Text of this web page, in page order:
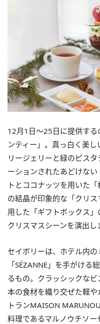
12月1日～25日に提供す
ンティー」。真っ白く美
リージェリーと緑のピス
ーションされたあどけな
トとココナッツを用いた
の結晶が印象的な「クリ
用した「ギフトボックス
クリスマスシーンを演出し
セイボリーは、ホテル内
「SÉZANNE」を手がける
るもの。クラッシックな
本の食材を織り交ぜた軽
トランMAISON
料理であるマルノウチソ